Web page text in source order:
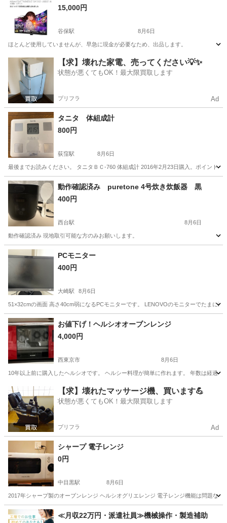
15,000円
谷保駅 8月6日
ほとんど使用していませんが、早急に現金が必要なため、出品します。
東京 国立市 谷保駅 その他
【求】壊れた家電、売ってください💡✨
状態が悪くてもOK！最大限買取します
プリフラ Ad
タニタ 体組成計
800円
荻窪駅 8月6日
最後までお読みください。 タニタＢＣ-760 体組成計 2016年2月23日購入。ポイント
東京 杉並区 荻窪駅 生活家電
動作確認済み puretone 4号炊き炊飯器 黒
400円
西台駅 8月6日
動作確認済み 現地取引可能な方のみお願いします。
東京 板橋区
PCモニター
400円
大崎駅 8月6日
51×32cmの画面 高さ40cm弱になるPCモニターです。 LENOVOのモニターでたまに
東京 品川区 大崎駅
お値下げ！ヘルシオオーブンレンジ
4,000円
西東京市 8月6日
10年以上前に購入したヘルシオです。 ヘルシー料理が簡単に作れます。 年数は経過
東京 西東京市 キッチン家電 ヘルシオ
【求】壊れたマッサージ機、買います💪
状態が悪くてもOK！最大限買取します
プリフラ Ad
シャープ 電子レンジ
0円
中目黒駅 8月6日
2017年シャープ製のオーブンレンジ ヘルシオグリエレンジ 電子レンジ機能は問題な
東京 目黒区 中目黒駅 キッチン家電
≪月収22万円・派遣社員≫機械操作・製造補助